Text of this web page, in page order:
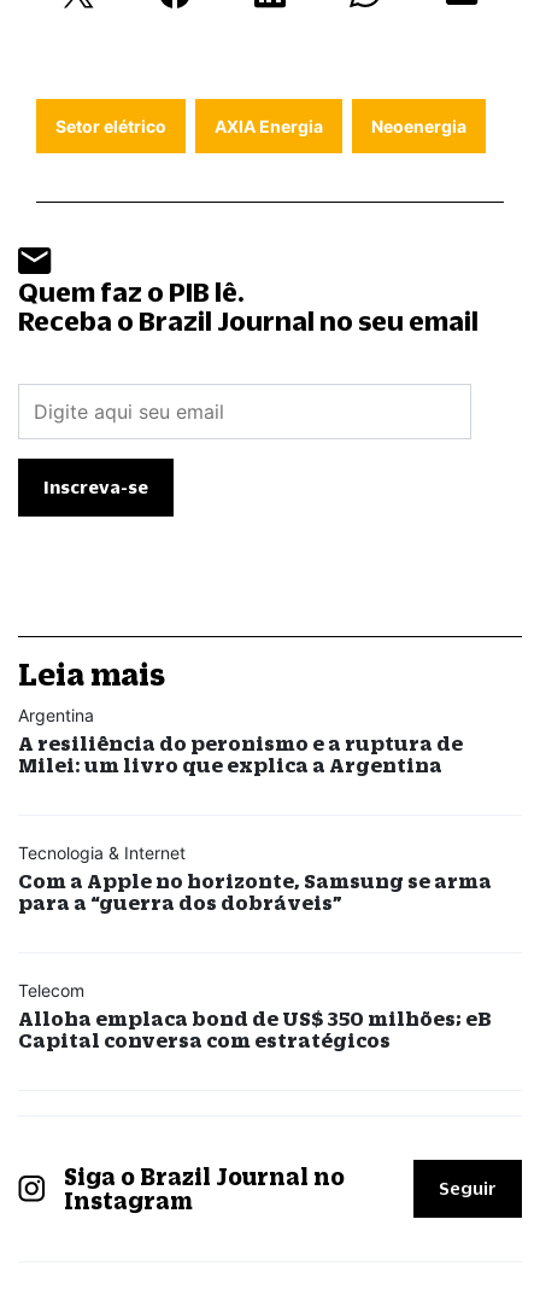
Setor elétrico AXIA Energia Neoenergia
Quem faz o PIB lê.
Receba o Brazil Journal no seu email
Leia mais
Argentina
A resiliência do peronismo e a ruptura de
Milei: um livro que explica a Argentina
Tecnologia & Internet
Com a Apple no horizonte, Samsung se arma
para a “guerra dos dobráveis”
Telecom
Alloha emplaca bond de US$ 350 milhões; eB
Capital conversa com estratégicos
Siga o Brazil Journal no
Instagram
Seguir